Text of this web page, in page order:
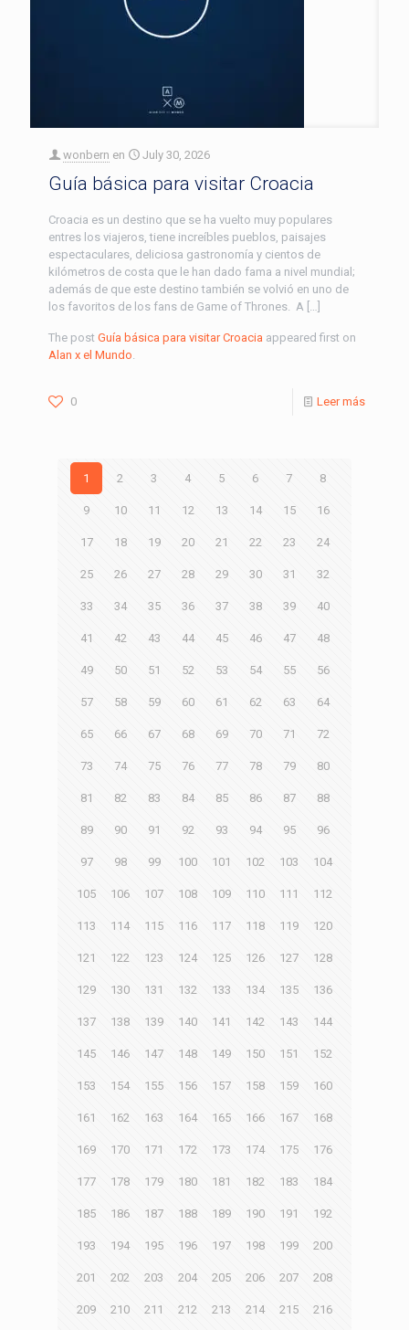
wonbern en July 30, 2026
Guía básica para visitar Croacia
Croacia es un destino que se ha vuelto muy populares
entres los viajeros, tiene increíbles pueblos, paisajes
espectaculares, deliciosa gastronomía y cientos de
kilómetros de costa que le han dado fama a nivel mundial;
además de que este destino también se volvió en uno de
los favoritos de los fans de Game of Thrones. A […]
The post Guía básica para visitar Croacia appeared first on
Alan x el Mundo
0 Leer más
1 2 3 4 5 6 7 8
9 10 11 12 13 14 15 16
17 18 19 20 21 22 23 24
25 26 27 28 29 30 31 32
33 34 35 36 37 38 39 40
41 42 43 44 45 46 47 48
49 50 51 52 53 54 55 56
57 58 59 60 61 62 63 64
65 66 67 68 69 70 71 72
73 74 75 76 77 78 79 80
81 82 83 84 85 86 87 88
89 90 91 92 93 94 95 96
97 98 99 100 101 102 103 104
105 106 107 108 109 110 111 112
113 114 115 116 117 118 119 120
121 122 123 124 125 126 127 128
129 130 131 132 133 134 135 136
137 138 139 140 141 142 143 144
145 146 147 148 149 150 151 152
153 154 155 156 157 158 159 160
161 162 163 164 165 166 167 168
169 170 171 172 173 174 175 176
177 178 179 180 181 182 183 184
185 186 187 188 189 190 191 192
193 194 195 196 197 198 199 200
201 202 203 204 205 206 207 208
209 210 211 212 213 214 215 216